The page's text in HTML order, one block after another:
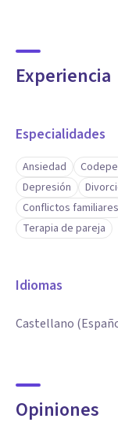
Experiencia
Especialidades
Ansiedad
Depresión
Conflictos familiares
Terapia de pareja
Idiomas
Castellano
Opiniones